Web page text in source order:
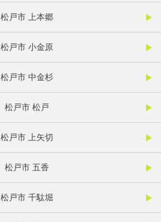
松戸市 上本郷
松戸市 小金原
松戸市 中金杉
松戸市 松戸
松戸市 上矢切
松戸市 五香
松戸市 千駄堀